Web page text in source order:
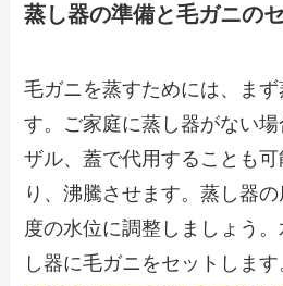
蒸し器の準備と毛ガニの
毛ガニを蒸すためには、ま
す。ご家庭に蒸し器がない
ザル、蓋で代用することも
り、沸騰させます。蒸し器
度の水位に調整しましょう
し器に毛ガニをセットします